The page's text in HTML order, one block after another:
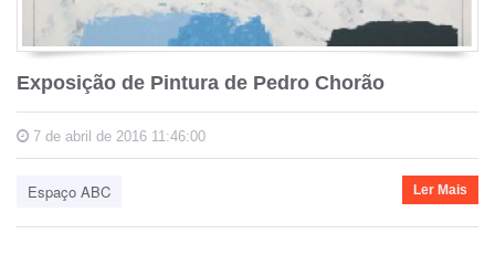
Exposição de Pintura de Pedro Chorão
7 de abril de 2016 11:46:00
Espaço ABC Ler Mais